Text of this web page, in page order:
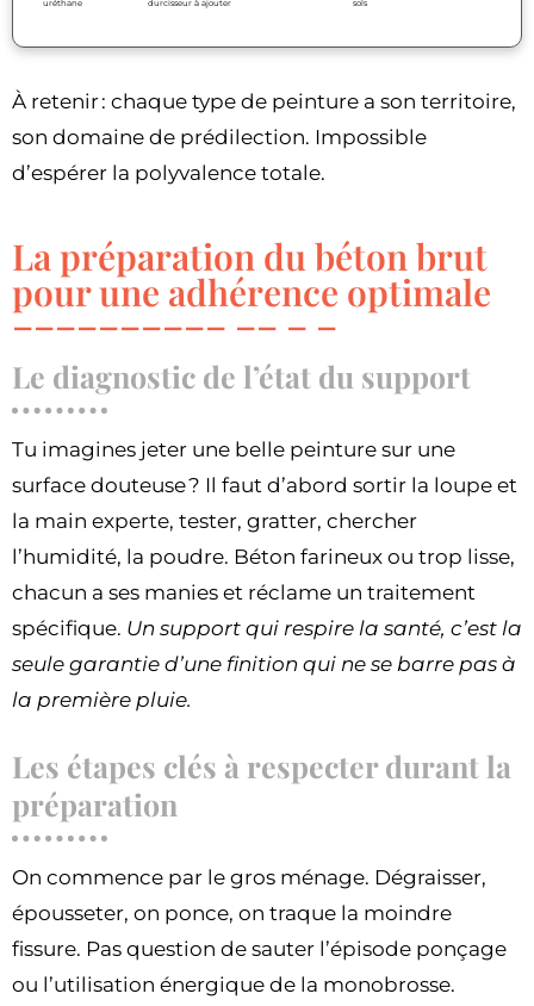
uréthane durcisseur à ajouter sols
À retenir : chaque type de peinture a son territoire,
son domaine de prédilection. Impossible
d’espérer la polyvalence totale.
La préparation du béton brut
pour une adhérence optimale
Le diagnostic de l’état du support
Tu imagines jeter une belle peinture sur une
surface douteuse ? Il faut d’abord sortir la loupe et
la main experte, tester, gratter, chercher
l’humidité, la poudre. Béton farineux ou trop lisse,
chacun a ses manies et réclame un traitement
spécifique. Un support qui respire la santé, c’est la
seule garantie d’une finition qui ne se barre pas à
la première pluie.
Les étapes clés à respecter durant la
préparation
On commence par le gros ménage. Dégraisser,
épousseter, on ponce, on traque la moindre
fissure. Pas question de sauter l’épisode ponçage
ou l’utilisation énergique de la monobrosse.